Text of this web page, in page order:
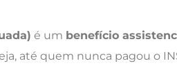
é um benefício
até quem nunca pagou o